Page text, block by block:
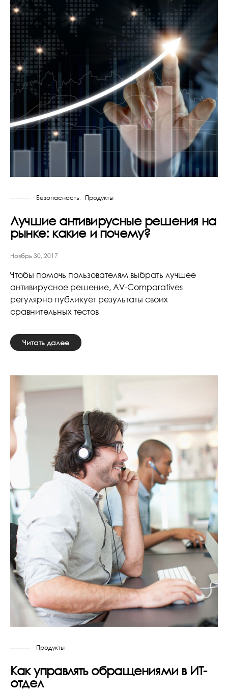
Безопасность Продукты
Лучшие антивирусные решения на
рынке: какие и почему?
Ноябрь 30, 2017
Чтобы помочь пользователям выбрать лучшее
антивирусное решение, AV-Comparatives
регулярно публикует результаты своих
сравнительных тестов
Читать далее
Продукты
Как управлять обращениями в ИТ-
отдел